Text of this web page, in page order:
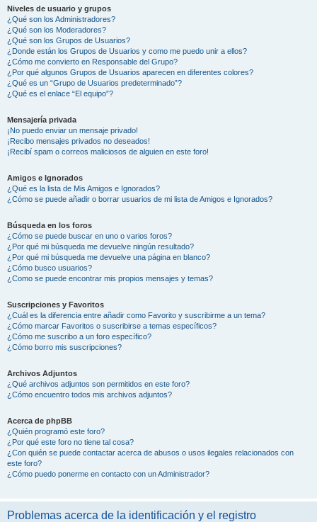
Niveles de usuario y grupos
¿Qué son los Administradores?
¿Qué son los Moderadores?
¿Qué son los Grupos de Usuarios?
¿Donde están los Grupos de Usuarios y como me puedo unir a ellos?
¿Cómo me convierto en Responsable del Grupo?
¿Por qué algunos Grupos de Usuarios aparecen en diferentes colores?
¿Qué es un “Grupo de Usuarios predeterminado”?
¿Qué es el enlace “El equipo”?
Mensajería privada
¡No puedo enviar un mensaje privado!
¡Recibo mensajes privados no deseados!
¡Recibí spam o correos maliciosos de alguien en este foro!
Amigos e Ignorados
¿Qué es la lista de Mis Amigos e Ignorados?
¿Cómo se puede añadir o borrar usuarios de mi lista de Amigos e Ignorados?
Búsqueda en los foros
¿Cómo se puede buscar en uno o varios foros?
¿Por qué mi búsqueda me devuelve ningún resultado?
¿Por qué mi búsqueda me devuelve una página en blanco?
¿Cómo busco usuarios?
¿Como se puede encontrar mis propios mensajes y temas?
Suscripciones y Favoritos
¿Cuál es la diferencia entre añadir como Favorito y suscribirme a un tema?
¿Cómo marcar Favoritos o suscribirse a temas específicos?
¿Cómo me suscribo a un foro específico?
¿Cómo borro mis suscripciones?
Archivos Adjuntos
¿Qué archivos adjuntos son permitidos en este foro?
¿Cómo encuentro todos mis archivos adjuntos?
Acerca de phpBB
¿Quién programó este foro?
¿Por qué este foro no tiene tal cosa?
¿Con quién se puede contactar acerca de abusos o usos ilegales relacionados con
este foro?
¿Cómo puedo ponerme en contacto con un Administrador?
Problemas acerca de la identificación y el registro